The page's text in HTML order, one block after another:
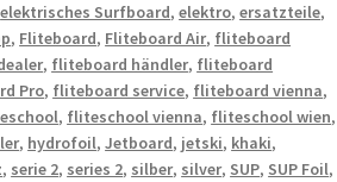
elektrisches Surfboard,elektro,ersatzteile,
, Fliteboard, Fliteboard Air, fliteboard
, fliteboard händler, fliteboard
Pro, fliteboard service, fliteboard vienna,
, fliteschool vienna, fliteschool wien,
, hydrofoil,Jetboard, jetski, khaki,
, serie 2, series 2, silber, silver, SUP, SUP Foil,